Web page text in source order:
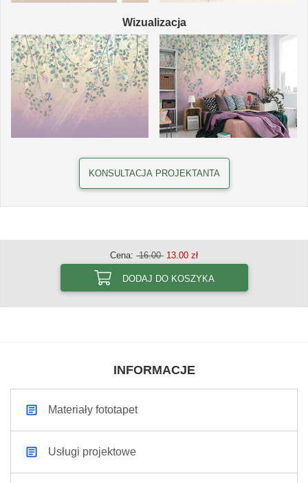
Wizualizacja
KONSULTACJA PROJEKTANTA
Cena: 16.00 13.00 zł
DODAJ DO KOSZYKA
INFORMACJE
Materiały fototapet
Usługi projektowe